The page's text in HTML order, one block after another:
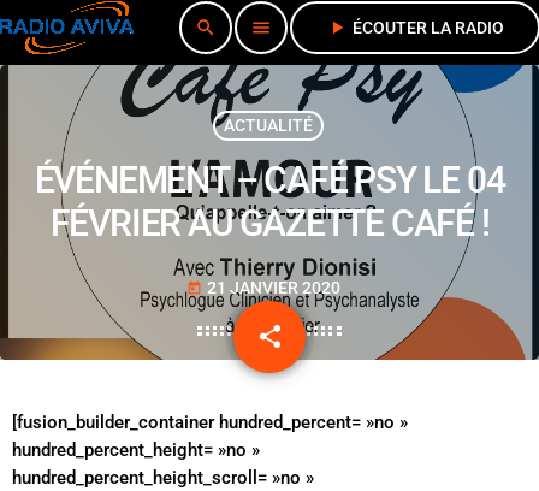
search menu play_arrow ÉCOUTER LA RADIO
ACTUALITÉ
ÉVÉNEMENT – CAFÉ PSY LE 04
FÉVRIER AU GAZETTE CAFÉ !
today 21 JANVIER 2020
share
email
[fusion_builder_container hundred_percent= »no »
hundred_percent_height= »no »
hundred_percent_height_scroll= »no »